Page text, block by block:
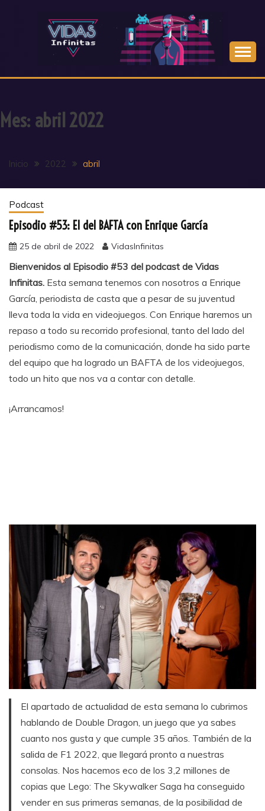
Mes: abril 2022
Inicio 2022 abril
Podcast
Episodio #53: El del BAFTA con Enrique García
25 de abril de 2022 VidasInfinitas
Bienvenidos al Episodio #53 del podcast de Vidas
Infinitas. Esta semana tenemos con nosotros a Enrique
García, periodista de casta que a pesar de su juventud
lleva toda la vida en videojuegos. Con Enrique haremos un
repaso a todo su recorrido profesional, tanto del lado del
periodismo como de la comunicación, donde ha sido parte
del equipo que ha logrado un BAFTA de los videojuegos,
todo un hito que nos va a contar con detalle.
¡Arrancamos!
El apartado de actualidad de esta semana lo cubrimos
hablando de Double Dragon, un juego que ya sabes
cuanto nos gusta y que cumple 35 años. También de la
salida de F1 2022, que llegará pronto a nuestras
consolas. Nos hacemos eco de los 3,2 millones de
copias que Lego: The Skywalker Saga ha conseguido
vender en sus primeras semanas, de la posibilidad de